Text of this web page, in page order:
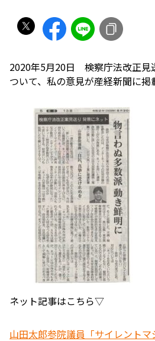
2020年5月20日 検察庁法改正見
ついて、私の意見が産経新聞に掲
ネット記事はこちら▽
山田太郎参院議員「サイレント